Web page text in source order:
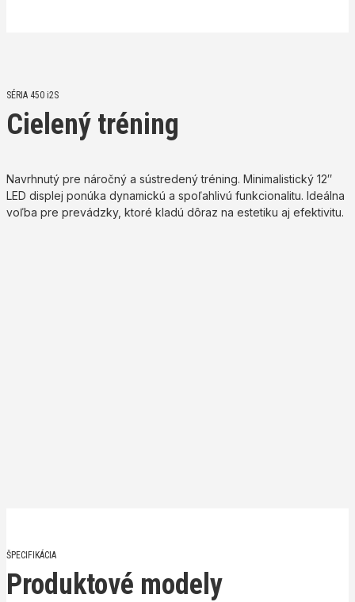
SÉRIA 450 i2S
Cielený tréning
Navrhnutý pre náročný a sústredený tréning. Minimalistický 12″
LED displej ponúka dynamickú a spoľahlivú funkcionalitu. Ideálna
voľba pre prevádzky, ktoré kladú dôraz na estetiku aj efektivitu.
ŠPECIFIKÁCIA
Produktové modely